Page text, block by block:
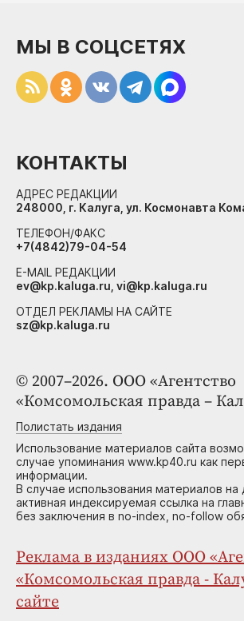
© 2007–2026. ООО «Агентство
«Комсомольская правда –
Полистать издания
Использование материалов сайта
случае упоминания www.kp40.ru как
информации.
В случае использования материалов на
активная индексируемая ссылка на
без заключения в no-index, no-follow
Реклама в изданиях ООО
«Комсомольская правда -
сайте
МЫ В СОЦСЕТЯХ
КОНТАКТЫ
АДРЕС РЕДАКЦИИ
248000, г. Калуга, ул. Космонавта
ТЕЛЕФОН/ФАКС
+7(4842)79-04-54
E-MAIL РЕДАКЦИИ
ev@kp.kaluga.ru, vi@kp.kaluga.ru
ОТДЕЛ РЕКЛАМЫ НА САЙТЕ
sz@kp.kaluga.ru